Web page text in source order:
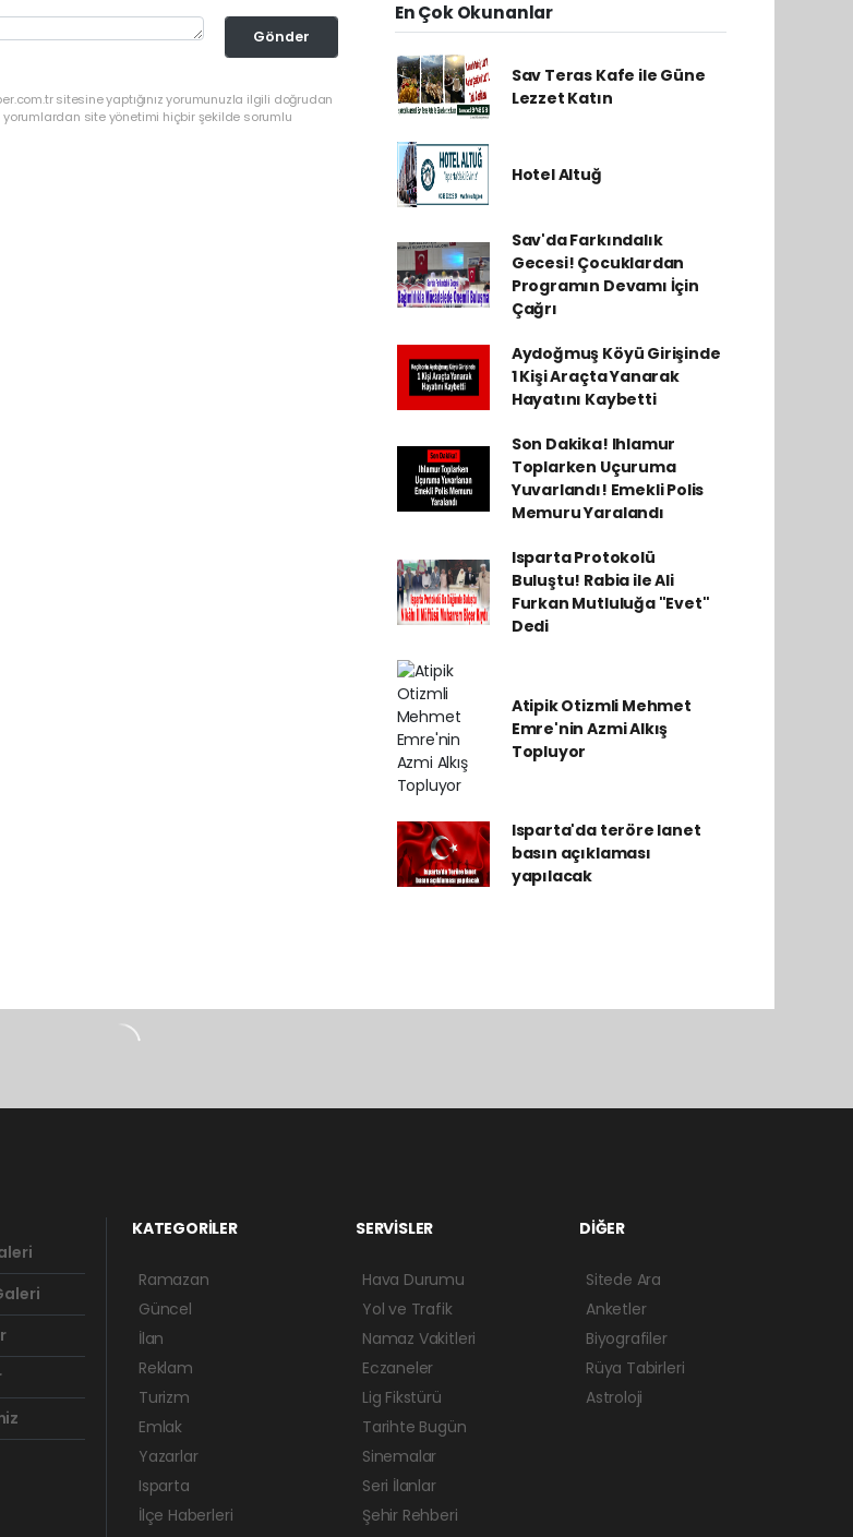
Gönder
sitesine yaptığınız yorumunuzla ilgili doğrudan
yorumlardan site yönetimi hiçbir şekilde sorumlu
En Çok Okunanlar
Sav Teras Kafe ile Güne
Lezzet Katın
Hotel Altuğ
Sav'da Farkındalık
Gecesi! Çocuklardan
Programın Devamı İçin
Çağrı
Aydoğmuş Köyü Girişinde
1 Kişi Araçta Yanarak
Hayatını Kaybetti
Son Dakika! Ihlamur
Toplarken Uçuruma
Yuvarlandı! Emekli Polis
Memuru Yaralandı
Isparta Protokolü
Buluştu! Rabia ile Ali
Furkan Mutluluğa "Evet"
Dedi
Atipik Otizmli Mehmet
Emre'nin Azmi Alkış
Topluyor
Isparta'da teröre lanet
basın açıklaması
yapılacak
KATEGORİLER
Ramazan
Güncel
İlan
Reklam
Turizm
Emlak
Yazarlar
Isparta
İlçe Haberleri
SERVİSLER
Hava Durumu
Yol ve Trafik
Namaz Vakitleri
Eczaneler
Lig Fikstürü
Tarihte Bugün
Sinemalar
Seri İlanlar
Şehir Rehberi
DİĞER
Sitede Ara
Anketler
Biyografiler
Rüya Tabirleri
Astroloji